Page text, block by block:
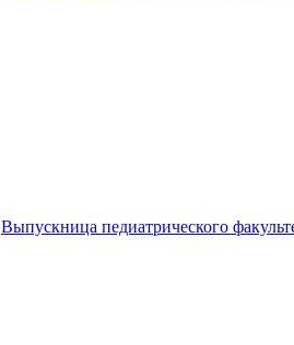
Выпускница педиатрического